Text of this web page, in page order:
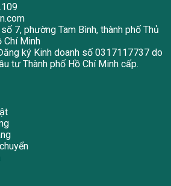
7, phường Tam Bình, thành phố Thủ
Chí Minh
ký Kinh doanh số 0317117737 do
tư Thành phố Hồ Chí Minh cấp.